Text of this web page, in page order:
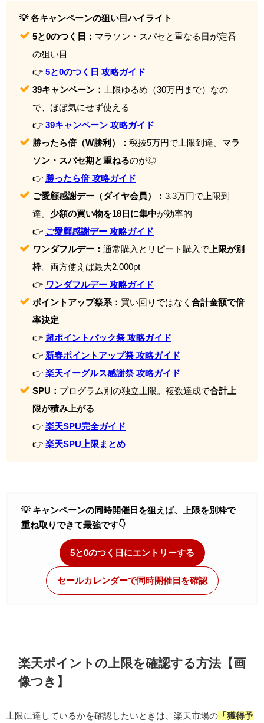
💡 各キャンペーンの狙い目ハイライト
5と0のつく日： マラソン・スパセと重なる日が定番
の狙い目
👉 5と0のつく日 攻略ガイド
39キャンペーン：
上限ゆるめ（30万円まで）なの
で、ほぼ気にせず使える
👉 39キャンペーン 攻略ガイド
勝ったら倍（W勝利）： 税抜5万円で上限到達。 マラ
ソン・スパセ期と重ねるのが◎
👉 勝ったら倍 攻略ガイド
ご愛顧感謝デー（ダイヤ会員）： 3.3万円で上限到
達。 少額の買い物を18日に集中が効率的
👉 ご愛顧感謝デー 攻略ガイド
ワンダフルデー： 通常購入とリピート購入で 上限が別
枠。両方使えば最大2,000pt
👉 ワンダフルデー 攻略ガイド
ポイントアップ祭系： 買い回りではなく 合計金額で倍
率決定
👉 超ポイントバック祭 攻略ガイド
👉 新春ポイントアップ祭 攻略ガイド
👉 楽天イーグルス感謝祭 攻略ガイド
SPU： プログラム別の独立上限。複数達成で合計上
限が積み上がる
👉 楽天SPU完全ガイド
👉 楽天SPU上限まとめ
💡 キャンペーンの同時開催日を狙えば、上限を別枠で
重ね取りできて最強です👇
5と0のつく日にエントリーする
セールカレンダーで同時開催日を確認
楽天ポイントの上限を確認する方法【画
像つき】
上限に達しているかを確認したいときは、楽天市場の 「獲得予